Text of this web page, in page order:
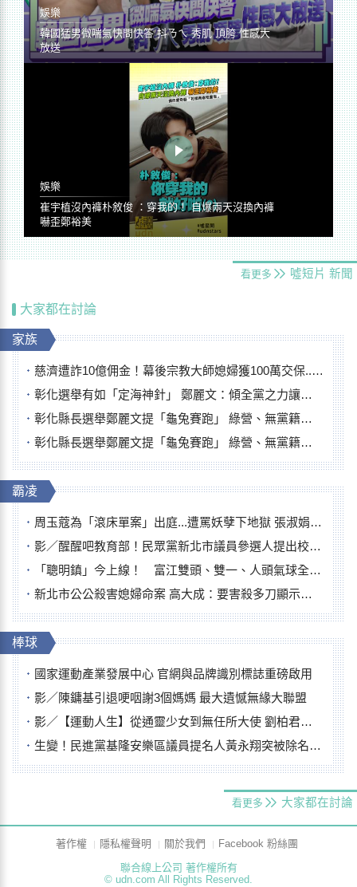
娛樂
韓國猛男微喘氣快問快答 抖ㄋㄟ 秀肌 頂胯 性感大
放送
娛樂
崔宇植沒內褲朴敘俊 ：穿我的！ 自爆兩天沒換內褲
嚇歪鄭裕美
看更多 噓短片 新聞
大家都在討論
家族
慈濟遭詐10億佣金！幕後宗教大師媳婦獲100萬交保...快步奔離不發一語
彰化選舉有如「定海神針」 鄭麗文：傾全黨之力讓彰化贏
彰化縣長選舉鄭麗文提「龜兔賽跑」 綠營、無黨籍忙否認是烏龜
彰化縣長選舉鄭麗文提「龜兔賽跑」 綠營、無黨籍忙否認是烏龜
霸凌
周玉蔻為「滾床單案」出庭...遭罵妖孽下地獄 張淑娟批：舌頭殺人有罪
影／醒醒吧教育部！民眾黨新北市議員參選人提出校園反毒防線升級政見
「聰明鎮」今上線！ 富江雙頭、雙一、人頭氣球全登場
新北市公公殺害媳婦命案 高大成：要害殺多刀顯示怨恨深
棒球
國家運動產業發展中心 官網與品牌識別標誌重磅啟用
影／陳鏞基引退哽咽謝3個媽媽 最大遺憾無緣大聯盟
影／【運動人生】從通靈少女到無任所大使 劉柏君女裁判人生國際發光
生變！民進黨基隆安樂區議員提名人黃永翔突被除名 將另提他人
看更多 大家都在討論
著作權 隱私權聲明 關於我們
Facebook 粉絲團
聯合線上公司 著作權所有
© udn.com All Rights Reserved.